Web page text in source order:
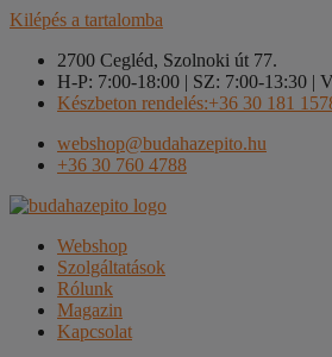
Kilépés a tartalomba
2700 Cegléd, Szolnoki út 77.
H-P: 7:00-18:00 | SZ: 7:00-13:30 |
Készbeton rendelés:+36 30 181
webshop@budahazepito.hu
+36 30 760 4788
Webshop
Szolgáltatások
Rólunk
Magazin
Kapcsolat